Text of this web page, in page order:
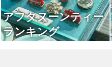
アフタヌーンティー
ランキング